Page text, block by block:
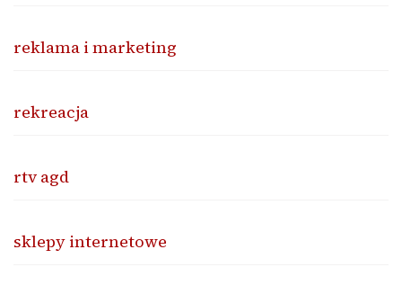
reklama i marketing
rekreacja
rtv agd
sklepy internetowe